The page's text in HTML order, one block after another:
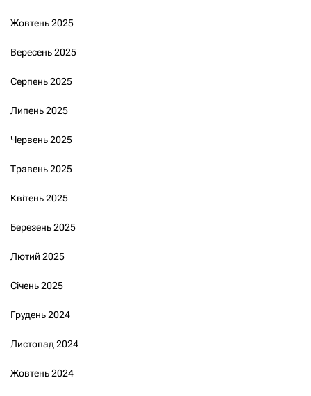
Жовтень 2025
Вересень 2025
Серпень 2025
Липень 2025
Червень 2025
Травень 2025
Квітень 2025
Березень 2025
Лютий 2025
Січень 2025
Грудень 2024
Листопад 2024
Жовтень 2024